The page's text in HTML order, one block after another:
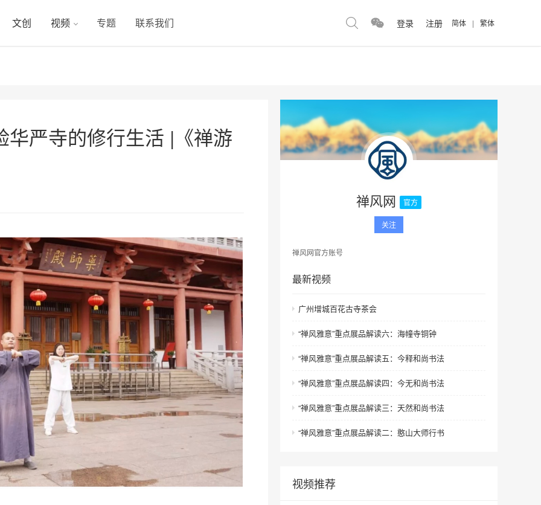
文创 视频 专题 联系我们 登录 注册 简体 | 繁体
严寺的修行生活 |《禅游
禅风网 官方
关注
禅风网官方账号
最新视频
广州增城百花古寺茶会
“禅风雅意”重点展品解读六：海幢寺铜钟
“禅风雅意”重点展品解读五：今释和尚书法
“禅风雅意”重点展品解读四：今无和尚书法
“禅风雅意”重点展品解读三：天然和尚书法
“禅风雅意”重点展品解读二：憨山大师行书
视频推荐